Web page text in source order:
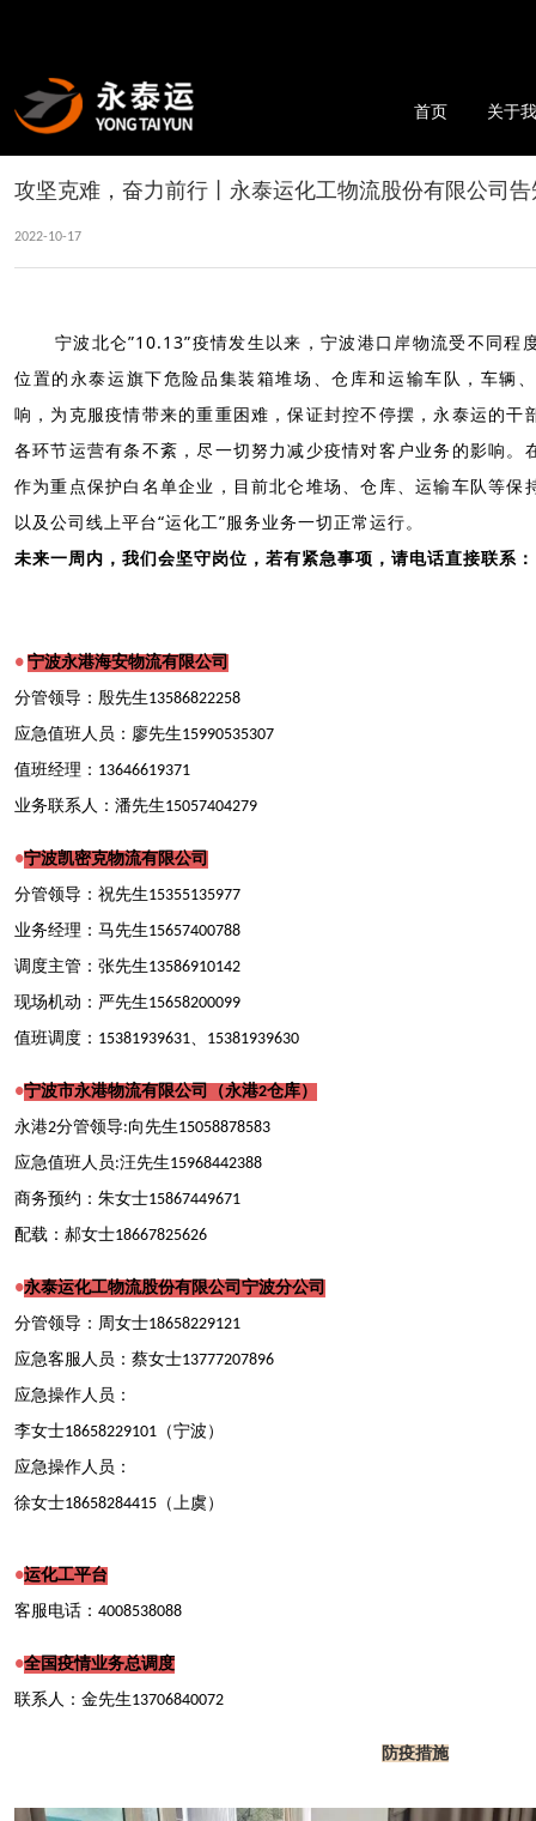
首页 关于
攻坚克难，奋力前行丨永泰运化工物流股份有限公司告
2022-10-17
宁波北仑”10.13”疫情发生以来，宁波港口岸物流受不同程
位置的永泰运旗下危险品集装箱堆场、仓库和运输车队，车辆
响，为克服疫情带来的重重困难，保证封控不停摆，永泰运的干
各环节运营有条不紊，尽一切努力减少疫情对客户业务的影响。
作为重点保护白名单企业，目前北仑堆场、仓库、运输车队等保
以及公司线上平台“运化工”服务业务一切正常运行。
未来一周内，我们会坚守岗位，若有紧急事项，请电话直接联系：
● 宁波永港海安物流有限公司
分管领导：殷先生13586822258
应急值班人员：廖先生15990535307
值班经理：13646619371
业务联系人：潘先生15057404279
●宁波凯密克物流有限公司
分管领导：祝先生15355135977
业务经理：马先生15657400788
调度主管：张先生13586910142
现场机动：严先生15658200099
值班调度：15381939631、15381939630
●宁波市永港物流有限公司（永港2仓库）
永港2分管领导:向先生15058878583
应急值班人员:汪先生15968442388
商务预约：朱女士15867449671
配载：郝女士18667825626
●永泰运化工物流股份有限公司宁波分公司
分管领导：周女士18658229121
应急客服人员：蔡女士13777207896
应急操作人员：
李女士18658229101（宁波）
应急操作人员：
徐女士18658284415（上虞）
●运化工平台
客服电话：4008538088
●全国疫情业务总调度
联系人：金先生13706840072
防疫措施